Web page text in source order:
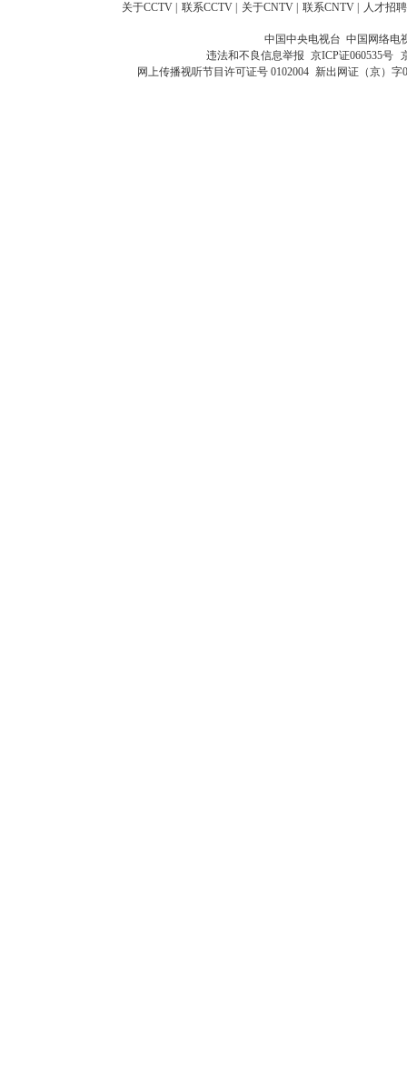
关于CCTV 联系CCTV 关于CNTV 联系CNTV 人才招聘
中国中央电视台 中国网络电
违法和不良信息举报 京ICP证060535号
网上传播视听节目许可证号 0102004 新出网证（京）